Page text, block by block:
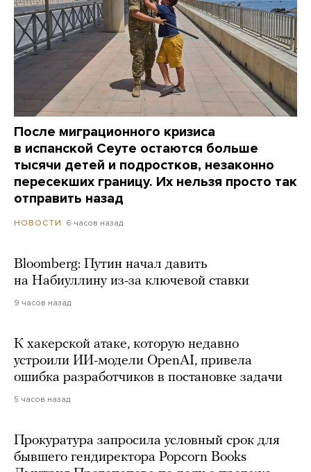
После миграционного кризиса
в испанской Сеуте остаются больше
тысячи детей и подростков, незаконно
пересекших границу. Их нельзя просто так
отправить назад
НОВОСТИ 6 часов назад
Bloomberg: Путин начал давить
на Набиуллину из-за ключевой ставки
9 часов назад
К хакерской атаке, которую недавно
устроили ИИ-модели OpenAI, привела
ошибка разработчиков в постановке задачи
5 часов назад
Прокуратура запросила условный срок для
бывшего гендиректора Popcorn Books